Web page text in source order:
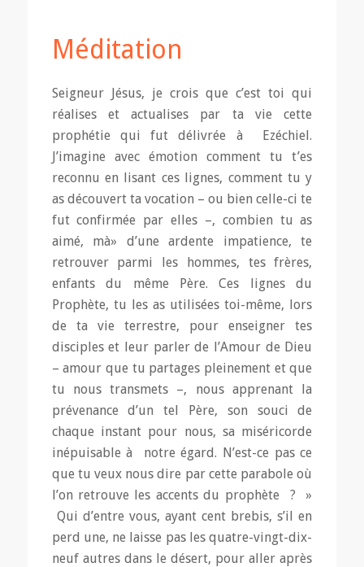
Méditation
Seigneur Jésus, je crois que c’est toi qui
réalises et actualises par ta vie cette
prophétie qui fut délivrée à Ezéchiel.
J’imagine avec émotion comment tu t’es
reconnu en lisant ces lignes, comment tu y
as découvert ta vocation – ou bien celle-ci te
fut confirmée par elles –, combien tu as
aimé, mà» d’une ardente impatience, te
retrouver parmi les hommes, tes frères,
enfants du même Père. Ces lignes du
Prophète, tu les as utilisées toi-même, lors
de ta vie terrestre, pour enseigner tes
disciples et leur parler de l’Amour de Dieu
– amour que tu partages pleinement et que
tu nous transmets –, nous apprenant la
prévenance d’un tel Père, son souci de
chaque instant pour nous, sa miséricorde
inépuisable à notre égard. N’est-ce pas ce
que tu veux nous dire par cette parabole où
l’on retrouve les accents du prophète ? »
Qui d’entre vous, ayant cent brebis, s’il en
perd une, ne laisse pas les quatre-vingt-dix-
neuf autres dans le désert, pour aller après